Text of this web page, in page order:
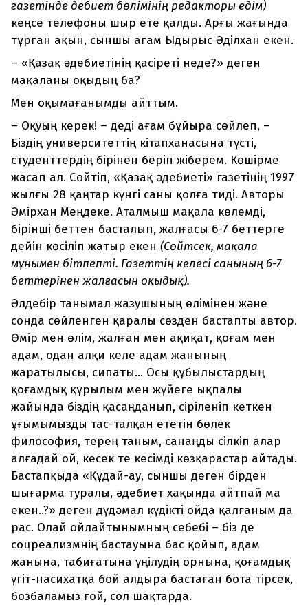
газетінде әдебиет бөлімінің редакторы едім)
кеңсе телефоны шыр ете қалды. Арғы жағында
тұрған ақын, сыншы ағам Ыдырыс Әділхан екен.
– «Қазақ әдебиетінің қасіреті неде?» деген
мақаланы оқыдың ба?
Мен оқымағанымды айттым.
– Оқуың керек! – деді ағам бұйыра сөйлеп, –
Біздің университеттің кітапханасына түсті,
студенттердің бірінен беріп жіберем. Көшірме
жасап ал. Сөйтіп, «Қазақ әдебиеті» газетінің 1997
жылғы 28 қаңтар күнгі саны қолға тиді. Авторы
Әмірхан Меңдеке. Аталмыш мақала көлемді,
бірінші беттен басталып, жалғасы 6-7 беттерге
дейін көсіліп жатыр екен (Сөйтсек, мақала
мұнымен бітпепті. Газеттің келесі санының 6-7
беттерінен жалғасын оқыдық).
Әлдебір танымал жазушының өлімінен және
сонда сөйленген қаралы сөзден бастапты автор.
Өмір мен өлім, жалған мен ақиқат, қоғам мен
адам, одан алқи келе адам жанының
жаратылысы, сипаты... Осы құбылыстардың
қоғамдық құрылым мен жүйеге ықпалы
жайында біздің қасаңданып, сіріленіп кеткен
ұғымымызды тас-талқан ететін бөлек
философия, терең таным, санаңды сілкіп алар
алғадай ой, кесек те кесімді көзқарастар айтады.
Бастапқыда «Құдай-ау, сыншы деген бірден
шығарма туралы, әдебиет хақында айтпай ма
екен..?» деген дүдәмал күдікті ойда қалғаным да
рас. Олай ойлайтынымның себебі – біз де
соцреализмнің бастауына бас қойып, адам
жанына, табиғатына үңілудің орнына, қоғамдық
үгіт-насихатқа бой алдыра бастаған бота тірсек,
бозбаламыз ғой, сол шақтарда.